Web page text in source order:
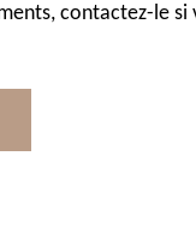
contactez-le si